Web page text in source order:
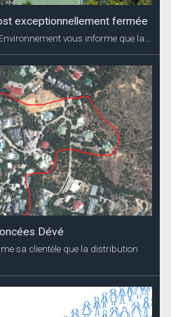
exceptionnellement fermée
vous informe que la...
Dévé
sa clientèle que la distribution